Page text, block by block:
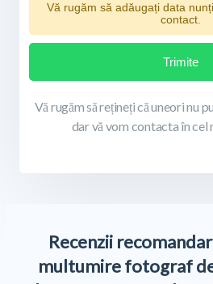
Vă rugăm să adăugați data
contact.
Trimite
Vă rugăm să rețineți că uneori nu
dar vă vom contacta în
Recenzii
multumire fotograf